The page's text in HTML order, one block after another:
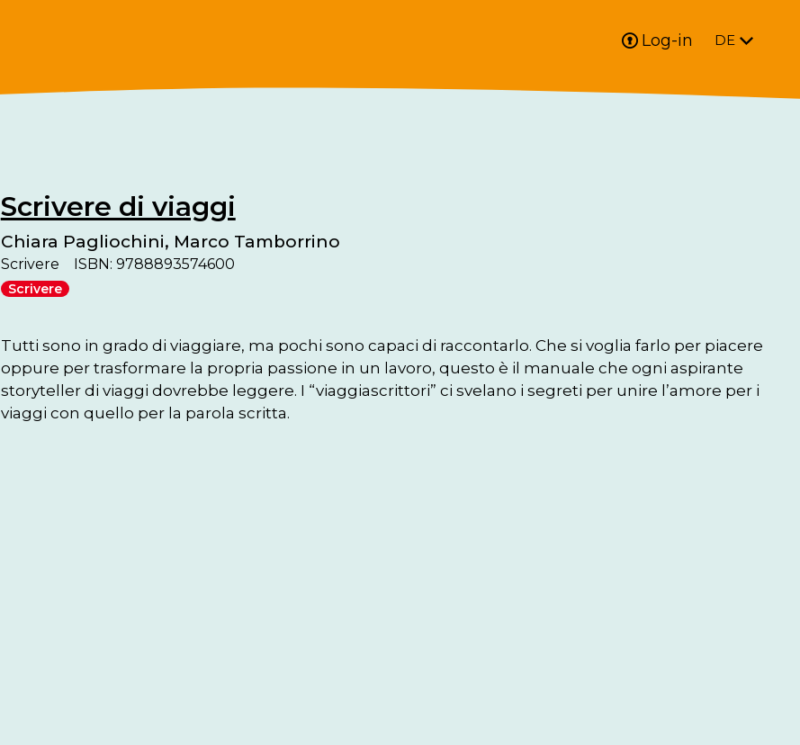
Log-in DE
Scrivere di viaggi
Chiara Pagliochini, Marco Tamborrino
Scrivere ISBN: 9788893574600
Scrivere
Tutti sono in grado di viaggiare, ma pochi sono capaci di raccontarlo. Che si voglia farlo per piacere
oppure per trasformare la propria passione in un lavoro, questo è il manuale che ogni aspirante
storyteller di viaggi dovrebbe leggere. I “viaggiascrittori” ci svelano i segreti per unire l’amore per i
viaggi con quello per la parola scritta.